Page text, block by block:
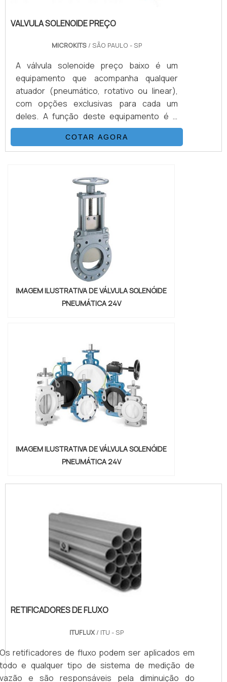
VALVULA SOLENOIDE PREÇO
MICROKITS / SÃO PAULO - SP
A válvula solenoide preço baixo é um
equipamento que acompanha qualquer
atuador (pneumático, rotativo ou linear),
com opções exclusivas para cada um
deles. A função deste equipamento é o
controle de gases e fluídos de forma
automatizada (diferente de outros
modelos de válvulas que operam
válvula é ideal para atuadores de dupla
ação ou para atuadores por retorno de
molas. O processo em que o atuad...
COTAR AGORA
IMAGEM ILUSTRATIVA DE VÁLVULA SOLENÓIDE
PNEUMÁTICA 24V
IMAGEM ILUSTRATIVA DE VÁLVULA SOLENÓIDE
PNEUMÁTICA 24V
RETIFICADORES DE FLUXO
ITUFLUX / ITU - SP
retificadores de fluxo podem ser aplicados em
e qualquer tipo de sistema de medição de
e são responsáveis pela diminuição do